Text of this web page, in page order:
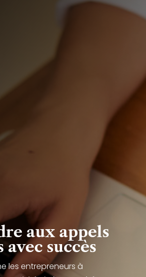
aux appels
avec succès
les entrepreneurs à